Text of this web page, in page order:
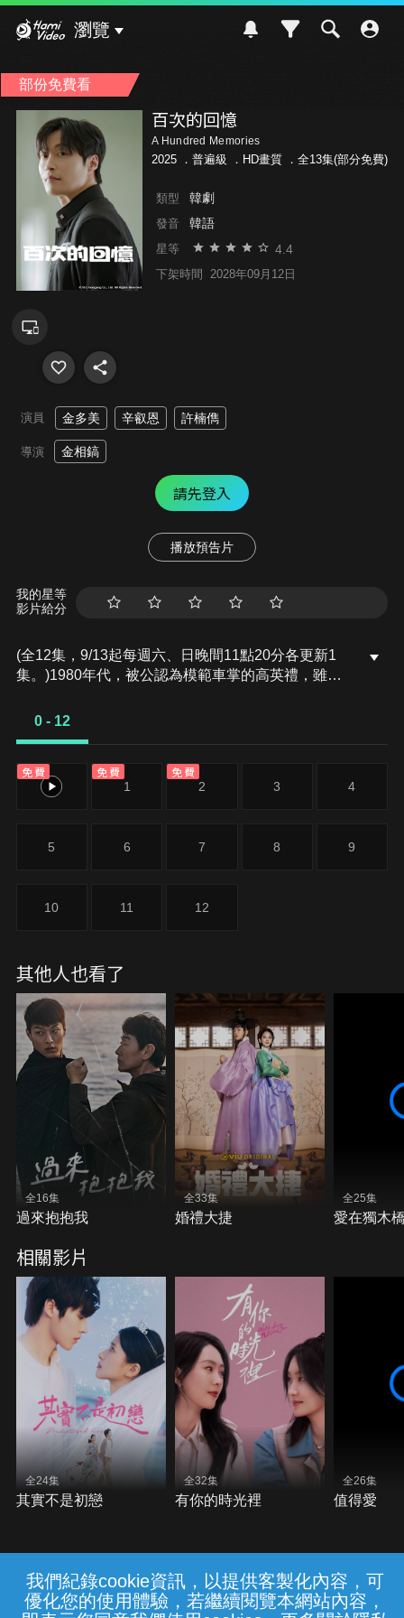
我們紀錄cookie資訊，以提供客製化內容，可
優化您的使用體驗，若繼續閱覽本網站內容，
瀏覽
部份免費看
百次的回憶
A Hundred Memories
2025 ． 普遍級 ．HD畫質 ．全13集(部分免費)
類型 韓劇
發音 韓語
星等 4.4
下架時間 2028年09月12日
演員 金多美 辛叡恩 許楠儁
導演 金相鎬
請先登入
播放預告片
我的星等
影片給分
(全12集，9/13起每週六、日晚間11點20分各更新1
集。)1980年代，被公認為模範車掌的高英禮，雖飽
不放棄升學夢想。聰明機靈的她，遇見了性格熱情的
安排下，遇見了那段難以割捨的初戀……
0 - 12
免費
0
免費
1
免費
2 3 4
5 6 7 8 9
10 11 12
其他人也看了
全16集
過來抱抱我
全33集
婚禮大捷
全25集
愛在獨木
相關影片
全24集
其實不是初戀
全32集
有你的時光裡
全26集
值得愛
常見問題 線上客服 服務條款 隱私權保護
{{notifyMsg}}